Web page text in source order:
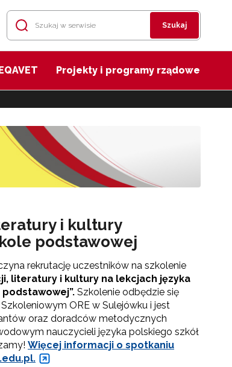
Szukaj
Projekty i programy rządowe
i kultury
podstawowej
rekrutację uczestników na szkolenie
literatury i kultury na lekcjach języka
Szkolenie odbędzie się
ORE w Sulejówku i jest
oraz doradców metodycznych
nauczycieli języka polskiego szkół
Więcej informacji o spotkaniu